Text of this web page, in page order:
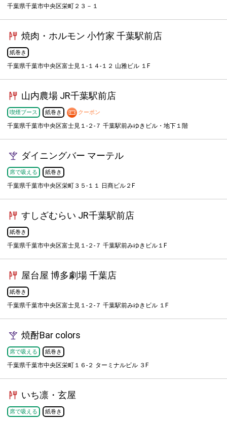
千葉県千葉市中央区栄町２３－１
焼肉・ホルモン 小竹家 千葉駅前店
紙巻き
千葉県千葉市中央区富士見１-１４-１２ 山雅ビル １F
山内農場 JR千葉駅前店
喫煙ブース 紙巻き クーポン
千葉県千葉市中央区富士見１-２-７ 千葉駅前みゆきビル・地下１階
ダイニングバー マーテル
席で吸える 紙巻き
千葉県千葉市中央区栄町３５-１１ 日商ビル２F
すしざむらい JR千葉駅前店
紙巻き
千葉県千葉市中央区富士見１-２-７ 千葉駅前みゆきビル１F
屋台屋 博多劇場 千葉店
紙巻き
千葉県千葉市中央区富士見１-２-７ 千葉駅前みゆきビル １F
焼酎Bar colors
席で吸える 紙巻き
千葉県千葉市中央区栄町１６-２ ターミナルビル ３F
いち凛・玄屋
席で吸える 紙巻き